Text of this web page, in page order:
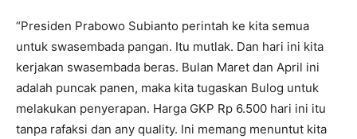
“Presiden Prabowo Subianto perintah ke kita semua
untuk swasembada pangan. Itu mutlak. Dan hari ini kita
kerjakan swasembada beras. Bulan Maret dan April ini
adalah puncak panen, maka kita tugaskan Bulog untuk
melakukan penyerapan. Harga GKP Rp 6.500 hari ini itu
tanpa rafaksi dan any quality. Ini memang menuntut kita